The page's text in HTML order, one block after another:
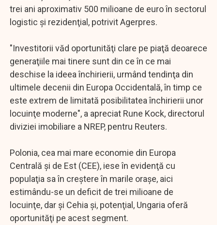
trei ani aproximativ 500 milioane de euro în sectorul
logistic şi rezidenţial, potrivit Agerpres.
"Investitorii văd oportunităţi clare pe piaţă deoarece
generaţiile mai tinere sunt din ce în ce mai
deschise la ideea închirierii, urmând tendinţa din
ultimele decenii din Europa Occidentală, în timp ce
este extrem de limitată posibilitatea închirierii unor
locuinţe moderne", a apreciat Rune Kock, directorul
diviziei imobiliare a NREP, pentru Reuters.
Polonia, cea mai mare economie din Europa
Centrală şi de Est (CEE), iese în evidenţă cu
populaţia sa în creştere în marile oraşe, aici
estimându-se un deficit de trei milioane de
locuinţe, dar şi Cehia şi, potenţial, Ungaria oferă
oportunităţi pe acest segment.